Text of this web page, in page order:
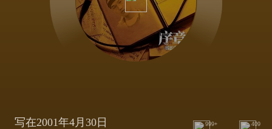
写在2001年4月30日 999+ 409